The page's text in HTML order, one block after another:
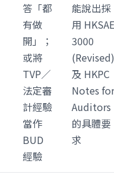
答「都
有做
開」；
或將
TVP／
法定審
計經驗
當作
BUD
經驗
能說出採
用 HKSAE
3000
(Revised)
及 HKPC
Notes for
Auditors
的具體要
求